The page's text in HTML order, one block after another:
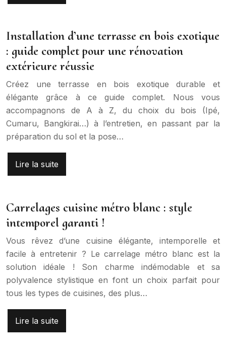
Installation d’une terrasse en bois exotique
: guide complet pour une rénovation
extérieure réussie
Créez une terrasse en bois exotique durable et
élégante grâce à ce guide complet. Nous vous
accompagnons de A à Z, du choix du bois (Ipé,
Cumaru, Bangkirai…) à l’entretien, en passant par la
préparation du sol et la pose…
Lire la suite
Carrelages cuisine métro blanc : style
intemporel garanti !
Vous rêvez d’une cuisine élégante, intemporelle et
facile à entretenir ? Le carrelage métro blanc est la
solution idéale ! Son charme indémodable et sa
polyvalence stylistique en font un choix parfait pour
tous les types de cuisines, des plus…
Lire la suite